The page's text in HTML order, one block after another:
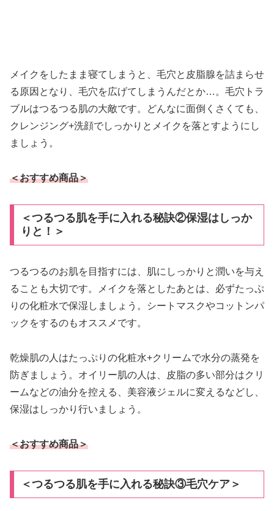
メイクをしたまま寝てしまうと、毛穴と皮脂腺を詰まらせ
る原因となり、毛穴を広げてしまうんだとか…。毛穴トラ
ブルはつるつる肌の大敵です。どんなに面倒くさくても、
クレンジング+洗顔でしっかりとメイクを落とすようにし
ましょう。
＜おすすめ商品＞
＜つるつる肌を手に入れる秘訣②保湿はしっか
りと！＞
つるつるのお肌を目指すには、肌にしっかりと潤いを与え
ることも大切です。メイクを落としたあとは、必ずたっぷ
りの化粧水で保湿しましょう。シートマスクやコットンパ
ックをするのもオススメです。
乾燥肌の人はたっぷりの化粧水+クリームで水分の蒸発を
防ぎましょう。オイリー肌の人は、皮脂の多い部分はクリ
ームなどの油分を控える、美容液ジェルに変えるなどし、
保湿はしっかり行いましょう。
＜おすすめ商品＞
＜つるつる肌を手に入れる秘訣③毛穴ケア＞